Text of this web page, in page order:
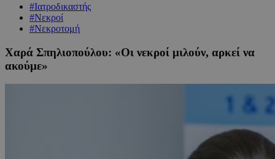
#Ιατροδικαστής
#Νεκροί
#Νεκροτομή
Χαρά Σπηλιοπούλου: «Οι νεκροί μιλούν, αρκεί να
ακούμε»